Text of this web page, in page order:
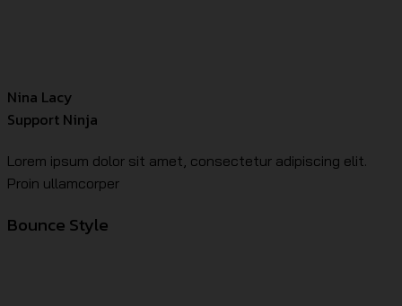
Nina Lacy
Support Ninja
Lorem ipsum dolor sit amet, consectetur adipiscing elit.
Proin ullamcorper
Bounce Style